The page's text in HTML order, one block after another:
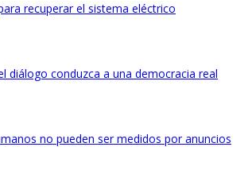
recuperar el sistema eléctrico
diálogo conduzca a una democracia real
no pueden ser medidos por anuncios